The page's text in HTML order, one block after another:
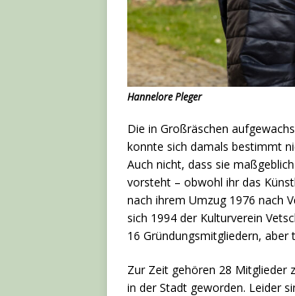
Hannelore Pleger
Die in Großräschen
konnte sich damals bestimmt
Auch nicht, dass sie
vorsteht – obwohl ihr das
nach ihrem Umzug 1976 nach
sich 1994 der Kulturverein
16 Gründungsmitgliedern, aber
Zur Zeit gehören 28 Mitglieder
in der Stadt geworden. Leider